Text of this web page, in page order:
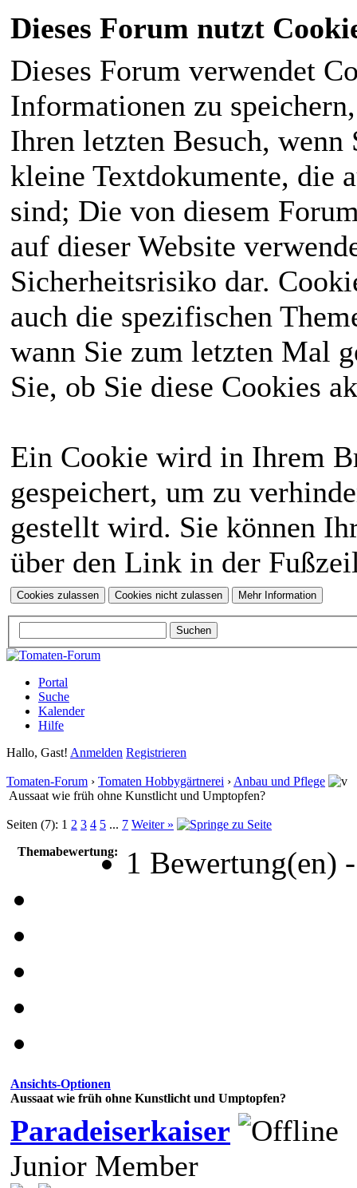
Dieses Forum nutzt
Dieses Forum verwendet
Informationen zu
Ihren letzten Besuch,
kleine Textdokumente, die
sind; Die von diesem
auf dieser Website
Sicherheitsrisiko dar.
auch die spezifischen
wann Sie zum letzten Mal
Sie, ob Sie diese Cookies
Ein Cookie wird in Ihrem
gespeichert, um zu
gestellt wird. Sie können
über den Link in der
Portal
Suche
Kalender
Hilfe
Hallo, Gast! Anmelden Registrieren
Tomaten-Forum › Tomaten Hobbygärtnerei › Anbau und Pflege
Aussaat wie früh ohne Kunstlicht und Umptopfen?
Seiten (7): 1 2 3 4 5 ... 7 Weiter »
Themabewertung:
1 Bewertung(en)
Ansichts-Optionen
Aussaat wie früh ohne Kunstlicht und Umptopfen?
Paradeiserkaiser
Junior Member